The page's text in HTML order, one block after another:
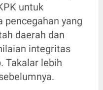
untuk
pencegahan yang
daerah dan
integritas
Takalar lebih